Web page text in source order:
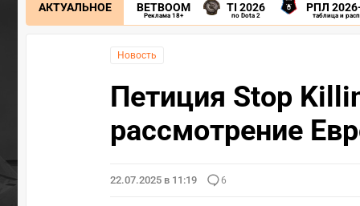
АКТУАЛЬНОЕ BETBOOM
Реклама 18+
TI 2026
по Dota 2
РПЛ
таблица и
Новость
Петиция Stop
рассмотрение
22.07.2025 в 11:19 6